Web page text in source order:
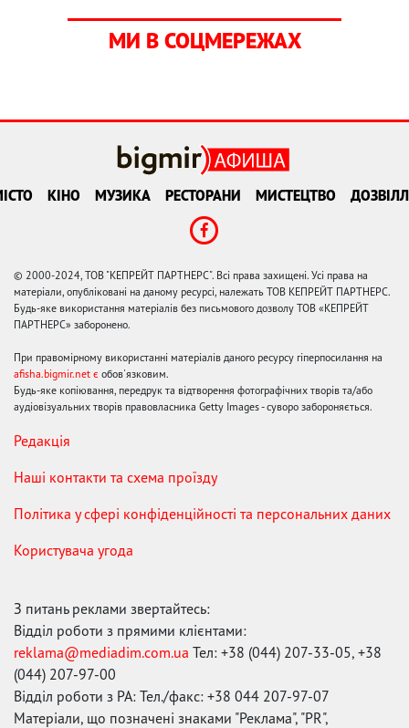
МИ В СОЦМЕРЕЖАХ
КІНО МУЗИКА РЕСТОРАНИ МИСТЕЦТВО
© 2000-2024, ТОВ "КЕПРЕЙТ ПАРТНЕРС". Всі права захищені. Усі права на
матеріали, опубліковані на даному ресурсі, належать ТОВ КЕПРЕЙТ ПАРТНЕРС.
Будь-яке використання матеріалів без письмового дозволу ТОВ «КЕПРЕЙТ
ПАРТНЕРС» заборонено.
При правомірному використанні матеріалів даного ресурсу гіперпосилання на
afisha.bigmir.net є обов'язковим.
Будь-яке копіювання, передрук та відтворення фотографічних творів та/або
аудіовізуальних творів правовласника Getty Images - суворо забороняється.
Редакція
Наші контакти та схема проїзду
Політика у сфері конфіденційності та персональних даних
Користувача угода
З питань реклами звертайтесь:
Відділ роботи з прямими клієнтами:
reklama@mediadim.com.ua Тел: +38 (044) 207-33-05, +38
(044) 207-97-00
Відділ роботи з РА: Тел./факс: +38 044 207-97-07
Матеріали, що позначені знаками "Реклама", "PR",